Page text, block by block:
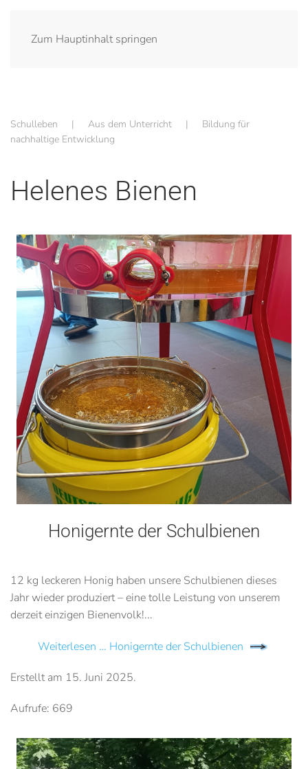
Zum Hauptinhalt springen
Schulleben Aus dem Unterricht
Bildung für
nachhaltige Entwicklung
Helenes Bienen
Honigernte der Schulbienen
12 kg leckeren Honig haben unsere Schulbienen dieses
Jahr wieder produziert – eine tolle Leistung von unserem
derzeit einzigen Bienenvolk!...
Weiterlesen … Honigernte der Schulbienen
Erstellt am 15. Juni 2025.
Aufrufe: 669